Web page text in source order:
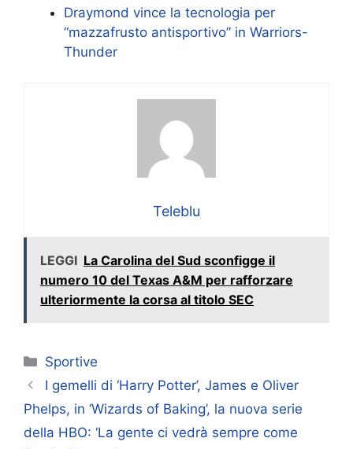
Draymond vince la tecnologia per
“mazzafrusto antisportivo” in Warriors-
Thunder
Teleblu
LEGGI La Carolina del Sud sconfigge il
numero 10 del Texas A&M per rafforzare
ulteriormente la corsa al titolo SEC
Categorie
Sportive
I gemelli di ‘Harry Potter’, James e Oliver
Phelps, in ‘Wizards of Baking’, la nuova serie
della HBO: ‘La gente ci vedrà sempre come